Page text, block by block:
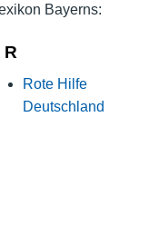
Bayerns:
R
Rote Hilfe
Deutschland